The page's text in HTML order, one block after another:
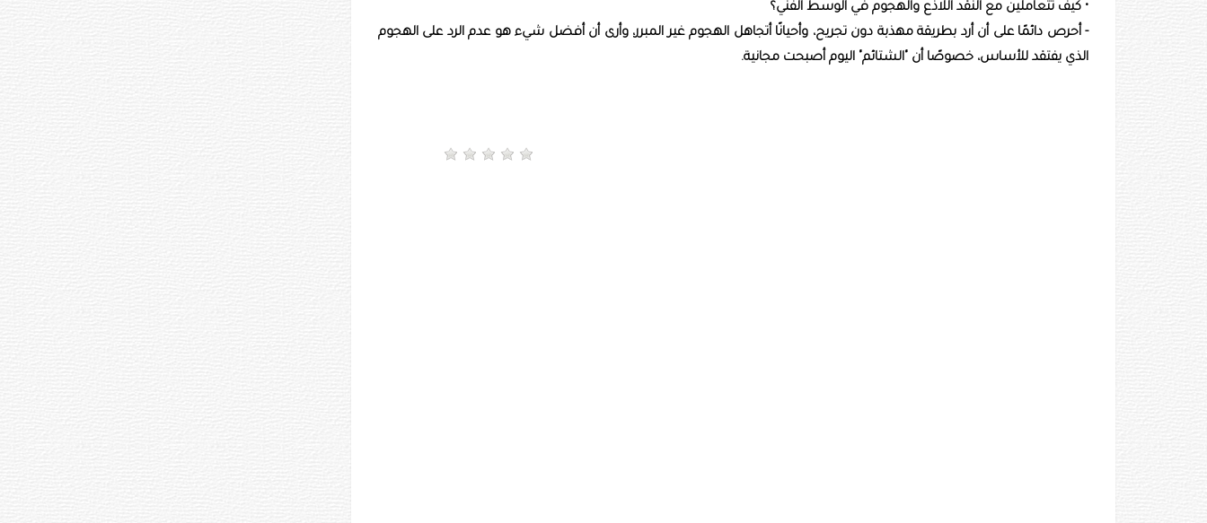
• كيف تتعاملين مع النقد اللاذع والهجوم في الوسط الفني؟
- أحرص دائمًا على أن أرد بطريقة مهذبة دون تجريح، وأحيانًا أتجاهل الهجوم غير المبرر، وأرى أن أفضل شيء هو عدم الرد على الهجوم
الذي يفتقد للأساس، خصوصًا أن "الشتائم" اليوم أصبحت مجانية.